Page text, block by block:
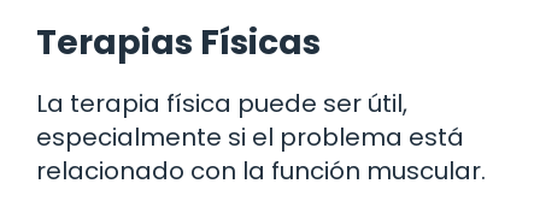
Terapias Físicas
La terapia física puede ser útil,
especialmente si el problema está
relacionado con la función muscular.